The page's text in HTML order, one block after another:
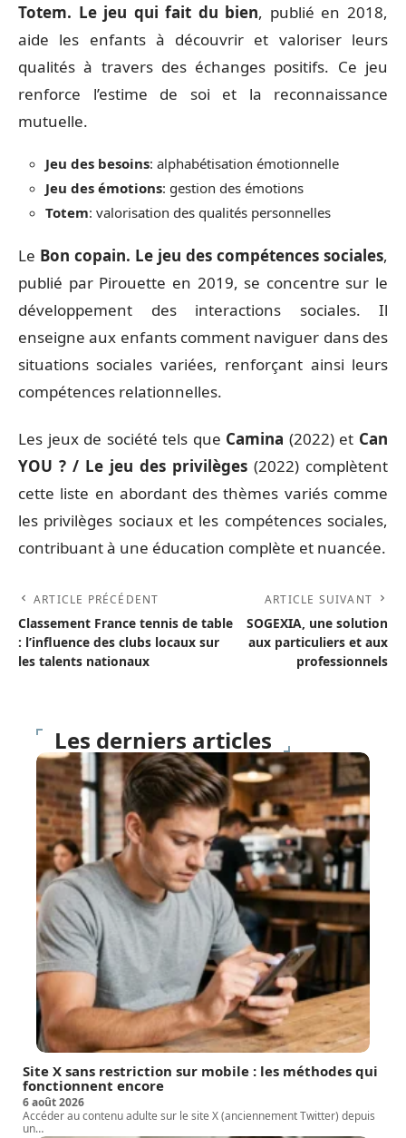
Totem. Le jeu qui fait du bien, publié en 2018,
aide les enfants à découvrir et valoriser leurs
qualités à travers des échanges positifs. Ce jeu
renforce l’estime de soi et la reconnaissance
mutuelle.
Jeu des besoins: alphabétisation émotionnelle
Jeu des émotions: gestion des émotions
Totem: valorisation des qualités personnelles
Le Bon copain. Le jeu des compétences sociales,
publié par Pirouette en 2019, se concentre sur le
développement des interactions sociales. Il
enseigne aux enfants comment naviguer dans des
situations sociales variées, renforçant ainsi leurs
compétences relationnelles.
Les jeux de société tels que Camina (2022) et Can
YOU ? / Le jeu des privilèges (2022) complètent
cette liste en abordant des thèmes variés comme
les privilèges sociaux et les compétences sociales,
contribuant à une éducation complète et nuancée.
ARTICLE PRÉCÉDENT
Classement France tennis de table
: l’influence des clubs locaux sur
les talents nationaux
ARTICLE SUIVANT
SOGEXIA, une solution
aux particuliers et aux
professionnels
Les derniers articles
Site X sans restriction sur mobile : les méthodes qui
fonctionnent encore
6 août 2026
Accéder au contenu adulte sur le site X (anciennement Twitter) depuis
un…